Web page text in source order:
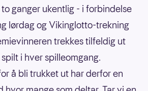
ganger ukentlig - i forbindelse
lørdag og Vikinglotto-trekning
trekkes tilfeldig ut
i hver spilleomgang.
å bli trukket ut har derfor en